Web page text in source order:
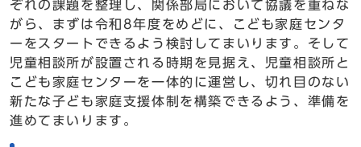
ぞれの課題を整理し、関係部局において協議を重ねな
がら、まずは令和8年度をめどに、こども家庭センタ
ーをスタートできるよう検討してまいります。そして
児童相談所が設置される時期を見据え、児童相談所と
こども家庭センターを一体的に運営し、切れ目のない
新たな子ども家庭支援体制を構築できるよう、準備を
進めてまいります。